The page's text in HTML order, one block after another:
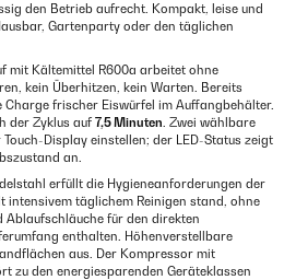
den Betrieb aufrecht. Kompakt, leise und
Gartenparty oder den täglichen
mit Kältemittel R600a arbeitet ohne
kein Überhitzen, kein Warten. Bereits
Charge frischer Eiswürfel im Auffangbehälter.
der Zyklus auf 7,5 Minuten. Zwei wählbare
Display einstellen; der LED-Status zeigt
an.
erfüllt die Hygieneanforderungen der
intensivem täglichem Reinigen stand, ohne
Ablaufschläuche für den direkten
enthalten. Höhenverstellbare
aus. Der Kompressor mit
zu den energiesparenden Geräteklassen